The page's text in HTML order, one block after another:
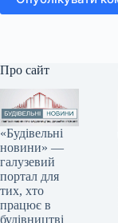
Про сайт
«Будівельні
новини» —
галузевий
портал для
тих, хто
працює в
будівництві